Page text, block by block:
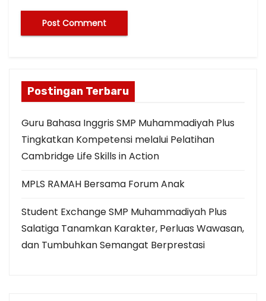
Postingan Terbaru
Guru Bahasa Inggris SMP Muhammadiyah Plus
Tingkatkan Kompetensi melalui Pelatihan
Cambridge Life Skills in Action
MPLS RAMAH Bersama Forum Anak
Student Exchange SMP Muhammadiyah Plus
Salatiga Tanamkan Karakter, Perluas Wawasan,
dan Tumbuhkan Semangat Berprestasi